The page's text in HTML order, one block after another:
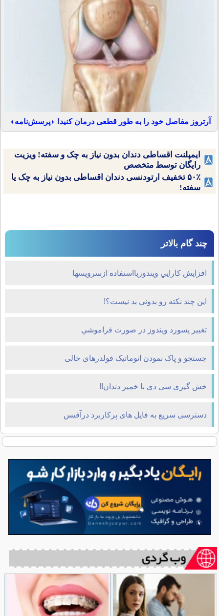
آرتروز مفاصل خود را به طور قطعی درمان کنید! ◗پرسش‌نامه◖
ایمپلنت اقساطی دندان بدون نیاز به چک و سفته! ویزیت
رایگان توسط متخصص
۵۰٪ تخفیف ارتودنسی دندان اقساطی بدون نیاز به چک یا
سفته!
چند گام بالاتر
افزايش كارايي ويندوزبااستفاده ازسرويسها
این چند نکته رو بدونی بد نیست؟!
تغيير پسورد ويندوز در صورت فراموشي
جستجو و پاک نمودن اتوماتیک فولدرهای خالی
خش گیری سی دی با خمیر دندان!!
دسترسی سریع به فایل های پرکاربرد درآفیس